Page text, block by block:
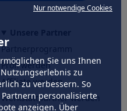
Nur notwendige Cookies
Sie uns Ihnen
zu
zu verbessern. So
personalisierte
anzeigen. Über
Partnerprogramm
Profi werden
Affiliate werden
Werkstattpartner werden